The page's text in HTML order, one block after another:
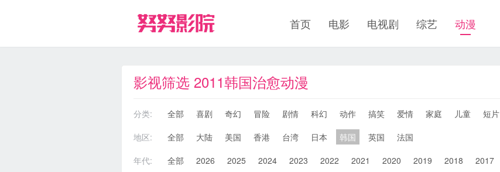
首页 电影 电视剧 综艺 动漫
影视筛选 2011韩国治愈动漫
分类: 全部 喜剧 奇幻 冒险 剧情 科幻 动作 搞笑 爱情 家庭 儿童 短片
地区:
全部 大陆 美国 香港 台湾 日本 韩国 英国
法国
年代:
全部 2026 2025 2024 2023 2022 2021 2020 2019 2018 2017